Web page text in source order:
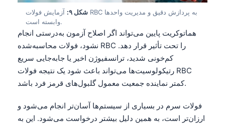
شکل ۹:
آزمایش فولات RBC به پردازش دقیق و مدیریت واحدها
وابسته است.
هماتوکریت پایین می‌تواند اگر اصلاح آزمون به‌درستی انجام
نشود، فولات محاسبه‌شده RBC را تحت تأثیر قرار دهد.
کم‌خونی شدید، ترانسفیوژن اخیر یا جابه‌جایی سریع
رتیکولوسیت‌ها می‌تواند باعث شود یک نتیجه فولات RBC
کمتر نماینده جمعیت معمول گلبول‌های قرمز فرد باشد.
فولات سرم در بسیاری از سیستم‌ها آسان‌تر انجام می‌شود و
ارزان‌تر است، به همین دلیل بیشتر درخواست می‌شود. این به
हिन्दी
Հայերեն
Íslenska
Српски језик
Svenska
Bosanski